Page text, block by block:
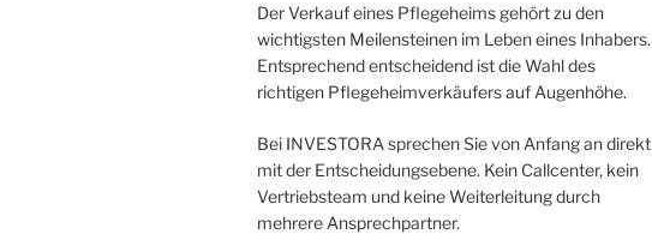
Der Verkauf eines Pflegeheims gehört zu den
wichtigsten Meilensteinen im Leben eines Inhabers.
Entsprechend entscheidend ist die Wahl des
richtigen Pflegeheimverkäufers auf Augenhöhe.
Bei INVESTORA sprechen Sie von Anfang an direkt
mit der Entscheidungsebene. Kein Callcenter, kein
Vertriebsteam und keine Weiterleitung durch
mehrere Ansprechpartner.